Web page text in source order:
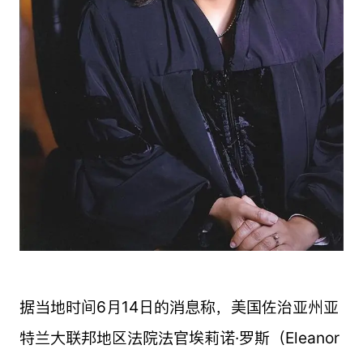
据当地时间6月14日的消息称，美国佐治亚州亚
特兰大联邦地区法院法官埃莉诺·罗斯（Eleanor